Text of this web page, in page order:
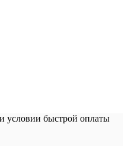
условии быстрой оплаты